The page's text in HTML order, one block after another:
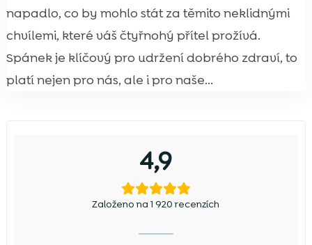
napadlo, co by mohlo stát za těmito neklidnými
chvílemi, které váš čtyřnohý přítel prožívá.
Spánek je klíčový pro udržení dobrého zdraví, to
platí nejen pro nás, ale i pro naše...
4,9
Založeno na 1 920 recenzích